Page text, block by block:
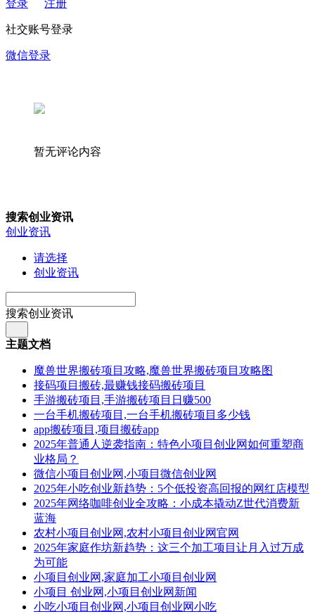
登录 注册
社交账号登录
微信登录
暂无评论内容
搜索创业资讯
创业资讯
请选择
创业资讯
搜索创业资讯
主题文档
魔兽世界搬砖项目攻略,魔兽世界搬砖项目攻略图
接码项目搬砖,最赚钱接码搬砖项目
手游搬砖项目,手游搬砖项目日赚500
一台手机搬砖项目,一台手机搬砖项目多少钱
app搬砖项目,项目搬砖app
2025年普通人逆袭指南：特色小项目创业网如何重塑商
业格局？
微信小项目创业网,小项目微信创业网
2025年小吃创业新趋势：5个低投资高回报的网红店模型
2025年网络咖啡创业全攻略：小成本撬动Z世代消费新
蓝海
农村小项目创业网,农村小项目创业网官网
2025年家庭作坊新趋势：这三个加工项目让月入过万成
为可能
小项目创业网,家庭加工小项目创业网
小项目 创业网,小项目创业网新闻
小吃小项目创业网,小项目创业网小吃